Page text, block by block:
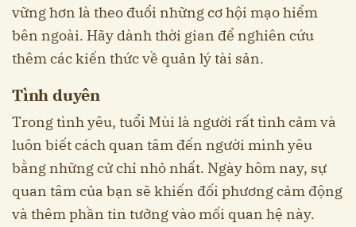
vững hơn là theo đuổi những cơ hội mạo hiểm
bên ngoài. Hãy dành thời gian để nghiên cứu
thêm các kiến thức về quản lý tài sản.
Tình duyên
Trong tình yêu, tuổi Mùi là người rất tình cảm và
luôn biết cách quan tâm đến người mình yêu
bằng những cử chỉ nhỏ nhất. Ngày hôm nay, sự
quan tâm của bạn sẽ khiến đối phương cảm động
và thêm phần tin tưởng vào mối quan hệ này.